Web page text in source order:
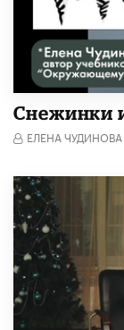
Снежинки
ЕЛЕНА ЧУДИНОВА